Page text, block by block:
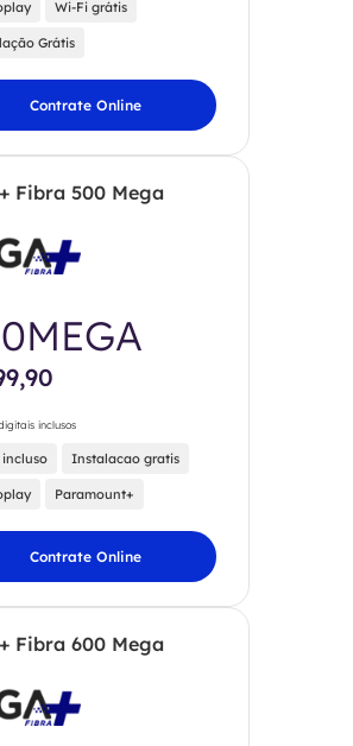
Wi-Fi grátis
Grátis
Contrate Online
Fibra 500 Mega
inclusos
Instalacao gratis
Paramount+
Contrate Online
Fibra 600 Mega